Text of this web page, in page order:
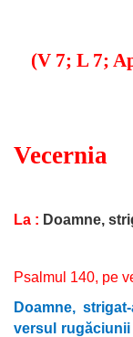
(V 7; L 7;
Vecernia
La : Doamne,
Psalmul 140, pe
Doamne,
versul